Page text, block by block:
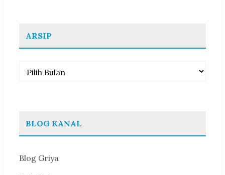
ARSIP
Arsip
BLOG KANAL
Blog Griya